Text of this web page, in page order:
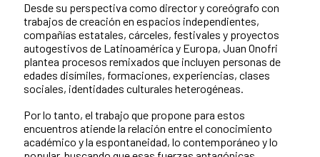
Desde su perspectiva como director y coreógrafo con
trabajos de creación en espacios independientes,
compañías estatales, cárceles, festivales y proyectos
autogestivos de Latinoamérica y Europa, Juan Onofri
plantea procesos remixados que incluyen personas de
edades disímiles, formaciones, experiencias, clases
sociales, identidades culturales heterogéneas.
Por lo tanto, el trabajo que propone para estos
encuentros atiende la relación entre el conocimiento
académico y la espontaneidad, lo contemporáneo y lo